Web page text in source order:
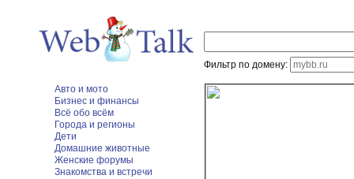
Фильтр по домену:
Авто и мото
Бизнес и финансы
Всё обо всём
Города и регионы
Дети
Домашние животные
Женские форумы
Знакомства и встречи